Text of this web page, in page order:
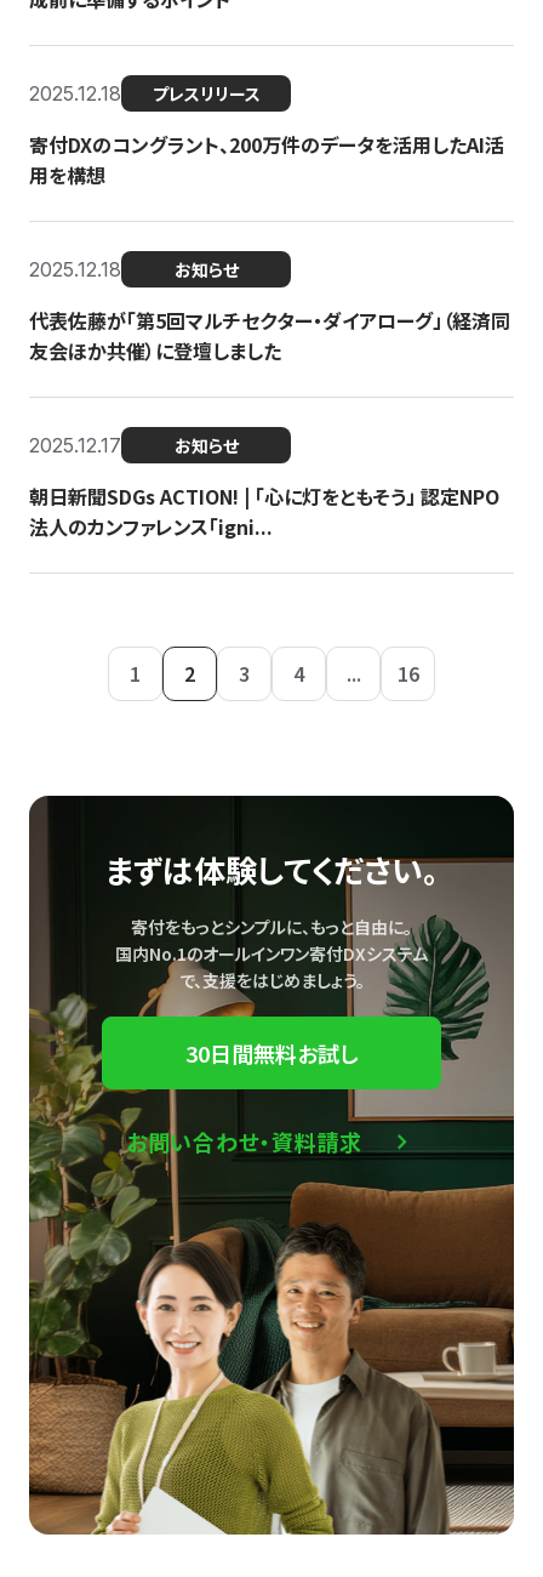
2025.12.18 プレスリリース
寄付DXのコングラント、200万件のデータを活用したAI活
用を構想
2025.12.18 お知らせ
代表佐藤が「第5回マルチセクター・ダイアローグ」（経済同
友会ほか共催）に登壇しました
2025.12.17 お知らせ
朝日新聞SDGs ACTION! | 「心に灯をともそう」 認定NPO
法人のカンファレンス「igni...
1 2 3 4 ... 16
まずは体験してください。
寄付をもっとシンプルに、もっと自由に。
国内No.1のオールインワン寄付DXシステム
で、支援をはじめましょう。
30日間無料お試し
お問い合わせ・資料請求